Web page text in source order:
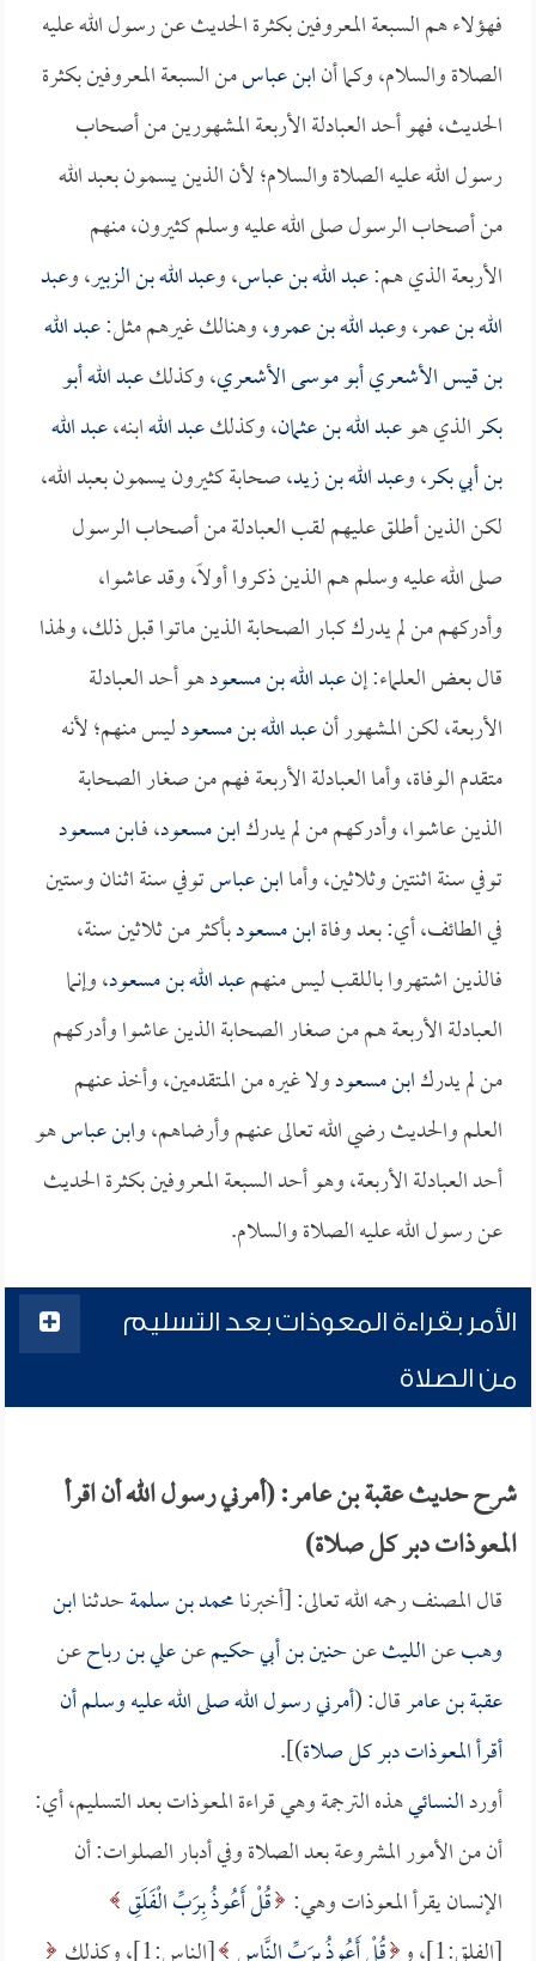
فهؤلاء هم السبعة المعروفين بكثرة الحديث عن رسول الله عليه
الصلاة والسلام، وكما أنابن عباسمن السبعة المعروفين بكثرة
الحديث، فهو أحد العبادلة الأربعة المشهورين من أصحاب
رسول الله عليه الصلاة والسلام؛ لأن الذين يسمون بعبد الله
من أصحاب الرسول صلى الله عليه وسلم كثيرون، منهم
الأربعة الذي هم:عبد الله بن عباس، وعبد الله بن الزبير، وعبد
الله بن عمر، وعبد الله بن عمرو، وهنالك غيرهم مثل:عبد الله
بن قيس الأشعري أبو موسى الأشعري، وكذلكعبد الله أبو
بكرالذي هوعبد الله بن عثمان، وكذلكعبد اللهابنه،عبد الله
بن أبي بكر، وعبد الله بن زيد، صحابة كثيرون يسمون بعبد الله،
لكن الذين أطلق عليهم لقب العبادلة من أصحاب الرسول
صلى الله عليه وسلم هم الذين ذكروا أولاً، وقد عاشوا،
وأدركهم من لم يدرك كبار الصحابة الذين ماتوا قبل ذلك، ولهذا
قال بعض العلماء: إنعبد الله بن مسعودهو أحد العبادلة
الأربعة، لكن المشهور أنعبد الله بن مسعودليس منهم؛ لأنه
متقدم الوفاة، وأما العبادلة الأربعة فهم من صغار الصحابة
الذين عاشوا، وأدركهم من لم يدركابن مسعود، فـابن مسعود
توفي سنة اثنتين وثلاثين، وأماابن عباستوفي سنة اثنان وستين
في الطائف، أي: بعد وفاةابن مسعودبأكثر من ثلاثين سنة،
فالذين اشتهروا باللقب ليس منهمعبد الله بن مسعود، وإنما
العبادلة الأربعة هم من صغار الصحابة الذين عاشوا وأدركهم
من لم يدركابن مسعودولا غيره من المتقدمين، وأخذ عنهم
العلم والحديث رضي الله تعالى عنهم وأرضاهم، وابن عباسهو
أحد العبادلة الأربعة، وهو أحد السبعة المعروفين بكثرة الحديث
عن رسول الله عليه الصلاة والسلام.
الأمر بقراءة المعوذات بعد التسليم
من الصلاة
شرح حديث عقبة بن عامر: (أمرني رسول الله أن اقرأ
المعوذات دبر كل صلاة)
قال المصنف رحمه الله تعالى: [أخبرنامحمد بن سلمةحدثناابن
وهبعنالليثعنحنين بن أبي حكيمعنعلي بن رباحعن
عقبة بن عامرقال: (أمرني رسول الله صلى الله عليه وسلم أن
أقرأ المعوذات دبر كل صلاة)].
أوردالنسائيهذه الترجمة وهي قراءة المعوذات بعد التسليم، أي:
أن من الأمور المشروعة بعد الصلاة وفي أدبار الصلوات: أن
الإنسان يقرأ المعوذات وهي: قُلْ أَعُوذُ بِرَبِّ الْفَلَقِ